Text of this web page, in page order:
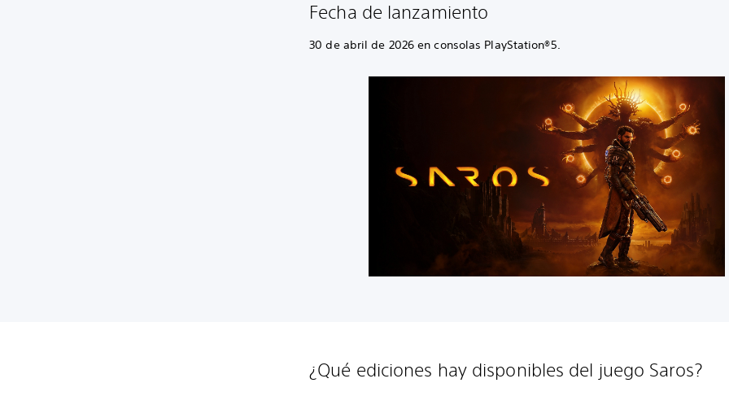
Fecha de lanzamiento
30 de abril de 2026 en consolas PlayStation®5.
¿Qué ediciones hay disponibles del juego Saros?